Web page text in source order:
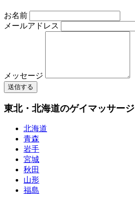
お名前
メールアドレス
メッセージ
送信する
東北・北海道のゲイマッサージ
北海道
青森
岩手
宮城
秋田
山形
福島